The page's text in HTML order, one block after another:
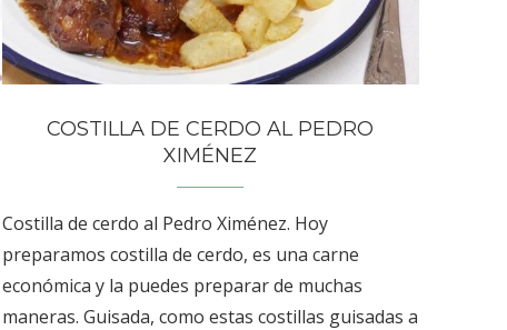
COSTILLA DE CERDO AL PEDRO
XIMÉNEZ
Costilla de cerdo al Pedro Ximénez. Hoy
preparamos costilla de cerdo, es una carne
económica y la puedes preparar de muchas
maneras. Guisada, como estas costillas guisadas a